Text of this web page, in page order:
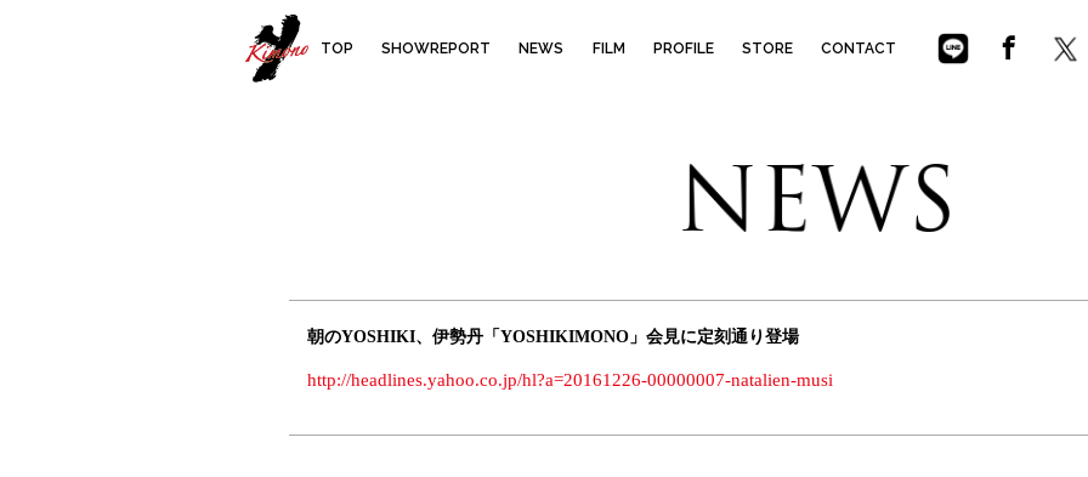
YOSHIKIMONO
TOP SHOWREPORT NEWS FILM PROFILE STORE CONTACT
朝のYOSHIKI、伊勢丹「YOSHIKIMONO」会見に定刻通り登場
http://headlines.yahoo.co.jp/hl?a=20161226-00000007-natalien-musi